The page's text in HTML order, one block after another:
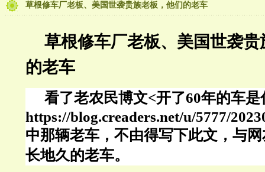
草根修车厂老板、美国世袭贵族老板，他们的老车
草根修车厂老板、美国世袭
的老车
看了老农民博文<开了60年的车
https://blog.creaders.net/u/5777/
中那辆老车，不由得写下此文，与
长地久的老车。